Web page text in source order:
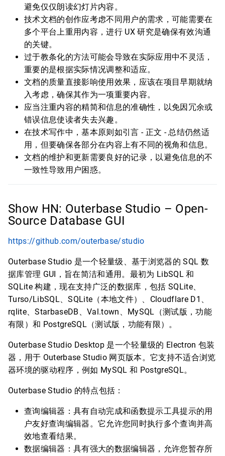
避免仅仅朗读幻灯片内容。
技术文档的创作应考虑不同用户的需求，可能需要在
多个平台上重用内容，进行 UX 研究是确保有效沟通
的关键。
过于教条化的方法可能会导致在实际应用中不灵活，
重要的是根据实际情况调整和适应。
文档的质量直接影响使用效果，应该在项目早期就纳
入考虑，确保其作为一项重要内容。
应当注重内容的精简和信息的准确性，以免因冗余或
错误信息使读者失去兴趣。
在技术写作中，基本原则如引言 - 正文 - 总结仍然适
用，但要确保各部分在内容上有不同的视角和信息。
文档的维护和更新需要良好的记录，以避免信息的不
一致性导致用户困惑。
Show HN: Outerbase Studio – Open-
Source Database GUI
https://github.com/outerbase/studio
Outerbase Studio 是一个轻量级、基于浏览器的 SQL 数
据库管理 GUI，旨在简洁和通用。最初为 LibSQL 和
SQLite 构建，现在支持广泛的数据库，包括 SQLite、
Turso/LibSQL、SQLite（本地文件）、Cloudflare D1、
rqlite、StarbaseDB、Val.town、MySQL（测试版，功能
有限）和 PostgreSQL（测试版，功能有限）。
Outerbase Studio Desktop 是一个轻量级的 Electron 包装
器，用于 Outerbase Studio 网页版本。它支持不适合浏览
器环境的驱动程序，例如 MySQL 和 PostgreSQL。
Outerbase Studio 的特点包括：
查询编辑器：具有自动完成和函数提示工具提示的用
户友好查询编辑器。它允许您同时执行多个查询并高
效地查看结果。
数据编辑器：具有强大的数据编辑器，允许您暂存所